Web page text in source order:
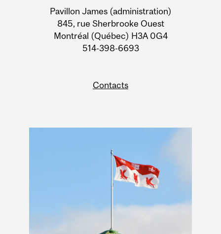
Pavillon James (administration)
845, rue Sherbrooke Ouest
Montréal (Québec) H3A 0G4
514-398-6693
Contacts